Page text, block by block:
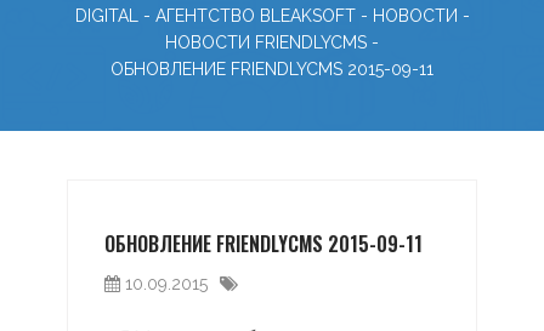
DIGITAL - АГЕНТСТВО BLEAKSOFT - НОВОСТИ -
НОВОСТИ FRIENDLYCMS -
ОБНОВЛЕНИЕ FRIENDLYCMS 2015-09-11
ОБНОВЛЕНИЕ FRIENDLYCMS 2015-09-11
10.09.2015